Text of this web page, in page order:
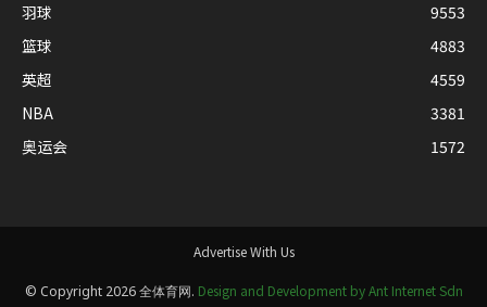
羽球
9553
篮球
4883
英超
4559
NBA
3381
奥运会
1572
Advertise With Us
© Copyright 2026 全体育网. Design and Development by Ant Internet Sdn